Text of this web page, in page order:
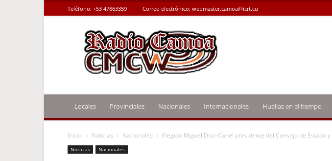
Teléfono: +53 47863359 Correo electrónico: webmaster.camoa@icrt.cu
Radio
Camoa
Locales Provinciales Nacionales Internacionales Huellas en el tiempo
Inicio Noticias Nacionales Elegido Miguel Díaz-Canel presidente del Consejo de Estado y
Noticias Nacionales